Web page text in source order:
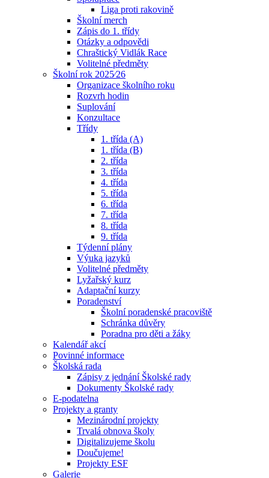
Liga proti rakovině
Školní merch
Zápis do 1. třídy
Otázky a odpovědi
Chraštický Vidlák Race
Volitelné předměty
Školní rok 2025⁄26
Organizace školního roku
Rozvrh hodin
Suplování
Konzultace
Třídy
1. třída (A)
1. třída (B)
2. třída
3. třída
4. třída
5. třída
6. třída
7. třída
8. třída
9. třída
Týdenní plány
Výuka jazyků
Volitelné předměty
Lyžařský kurz
Adaptační kurzy
Poradenství
Školní poradenské pracoviště
Schránka důvěry
Poradna pro děti a žáky
Kalendář akcí
Povinné informace
Školská rada
Zápisy z jednání Školské rady
Dokumenty Školské rady
E-podatelna
Projekty a granty
Mezinárodní projekty
Trvalá obnova školy
Digitalizujeme školu
Doučujeme!
Projekty ESF
Galerie